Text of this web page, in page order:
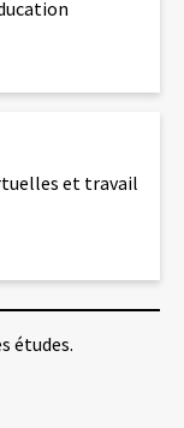
et travail
études.